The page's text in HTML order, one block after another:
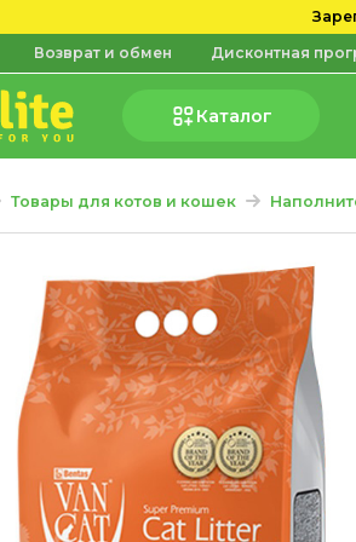
Возврат и обмен Дисконтная
Каталог
Товары для котов и кошек